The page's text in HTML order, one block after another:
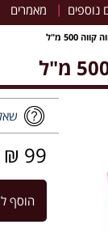
נוספים | מאמרים
500 מ"ל
99 ₪
הוסף